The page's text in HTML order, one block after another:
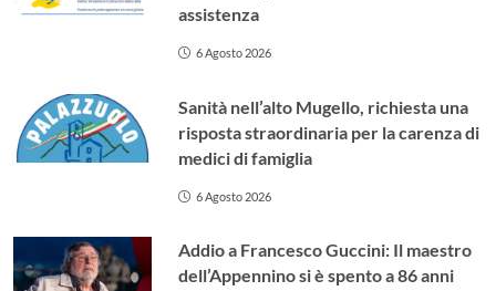
assistenza
6 Agosto 2026
Sanità nell’alto Mugello, richiesta una
risposta straordinaria per la carenza di
medici di famiglia
6 Agosto 2026
Addio a Francesco Guccini: Il maestro
dell’Appennino si è spento a 86 anni